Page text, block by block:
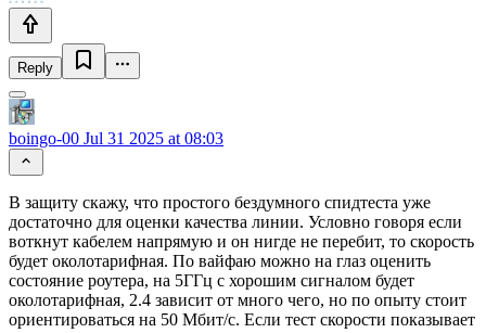
Reply
boingo-00 Jul 31 2025 at 08:03
В защиту скажу, что простого бездумного спидтеста уже
достаточно для оценки качества линии. Условно говоря если
воткнут кабелем напрямую и он нигде не перебит, то скорость
будет околотарифная. По вайфаю можно на глаз оценить
состояние роутера, на 5ГГц с хорошим сигналом будет
околотарифная, 2.4 зависит от много чего, но по опыту стоит
ориентироваться на 50 Мбит/с. Если тест скорости показывает